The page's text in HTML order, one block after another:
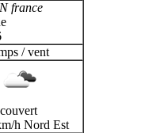
france
/ vent
couvert
h Nord Est